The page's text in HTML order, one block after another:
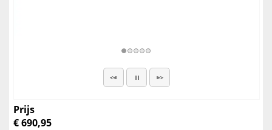
Prijs
€ 690,95